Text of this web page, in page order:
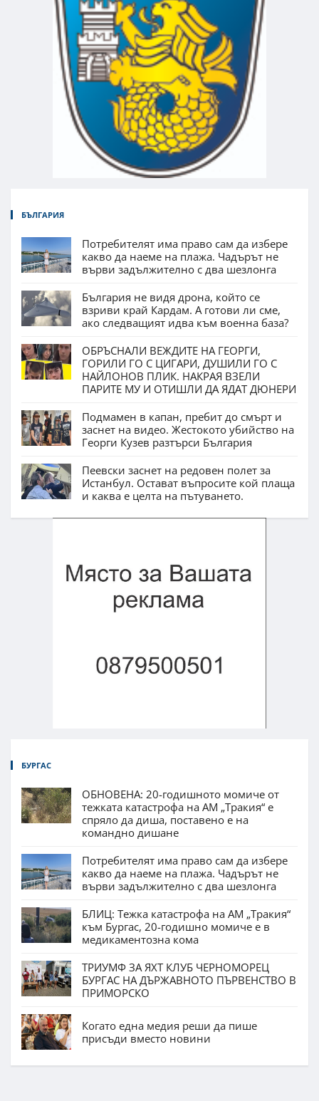
БЪЛГАРИЯ
Потребителят има право сам да избере
какво да наеме на плажа. Чадърът не
върви задължително с два шезлонга
България не видя дрона, който се
взриви край Кардам. А готови ли сме,
ако следващият идва към военна база?
ОБРЪСНАЛИ ВЕЖДИТЕ НА ГЕОРГИ,
ГОРИЛИ ГО С ЦИГАРИ, ДУШИЛИ ГО С
НАЙЛОНОВ ПЛИК. НАКРАЯ ВЗЕЛИ
ПАРИТЕ МУ И ОТИШЛИ ДА ЯДАТ ДЮНЕРИ
Подмамен в капан, пребит до смърт и
заснет на видео. Жестокото убийство на
Георги Кузев разтърси България
Пеевски заснет на редовен полет за
Истанбул. Остават въпросите кой плаща
и каква е целта на пътуването.
БУРГАС
ОБНОВЕНА: 20-годишното момиче от
тежката катастрофа на АМ „Тракия“ е
спряло да диша, поставено е на
командно дишане
Потребителят има право сам да избере
какво да наеме на плажа. Чадърът не
върви задължително с два шезлонга
БЛИЦ: Тежка катастрофа на АМ „Тракия“
към Бургас, 20-годишно момиче е в
медикаментозна кома
ТРИУМФ ЗА ЯХТ КЛУБ ЧЕРНОМОРЕЦ
БУРГАС НА ДЪРЖАВНОТО ПЪРВЕНСТВО В
ПРИМОРСКО
Когато една медия реши да пише
присъди вместо новини